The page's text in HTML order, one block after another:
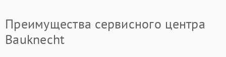
Преимущества сервисного центра
Bauknecht